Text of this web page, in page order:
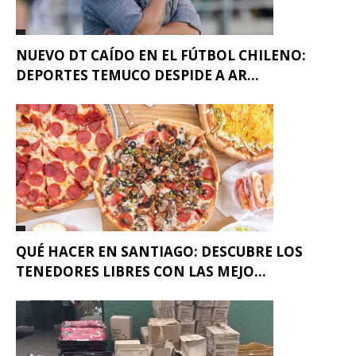
NUEVO DT CAÍDO EN EL FÚTBOL CHILENO:
DEPORTES TEMUCO DESPIDE A AR...
QUÉ HACER EN SANTIAGO: DESCUBRE LOS
TENEDORES LIBRES CON LAS MEJO...